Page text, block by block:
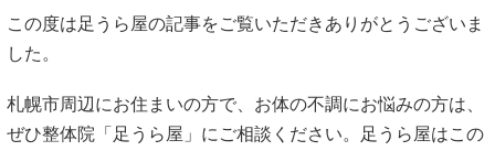
この度は足うら屋の記事をご覧いただきありがとうございま
した。
札幌市周辺にお住まいの方で、お体の不調にお悩みの方は、
ぜひ整体院「足うら屋」にご相談ください。足うら屋はこの